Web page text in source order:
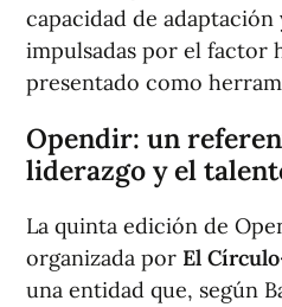
capacidad de
impulsadas por el factor
presentado como
Opendir: un
liderazgo y el
La quinta edición de
organizada por El
una entidad que, según